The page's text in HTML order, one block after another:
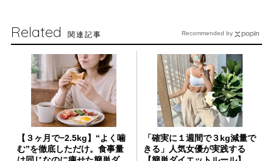
Related 関連記事
【３ヶ月で−2.5kg】“よく噛
む”を徹底しただけ。食事量
「確実に１週間で３kg減量で
きる」人気女優が実践する
Recommended by